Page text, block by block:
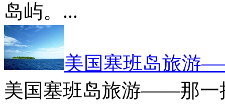
岛屿。...
美国塞班岛旅游
美国塞班岛旅游——那一